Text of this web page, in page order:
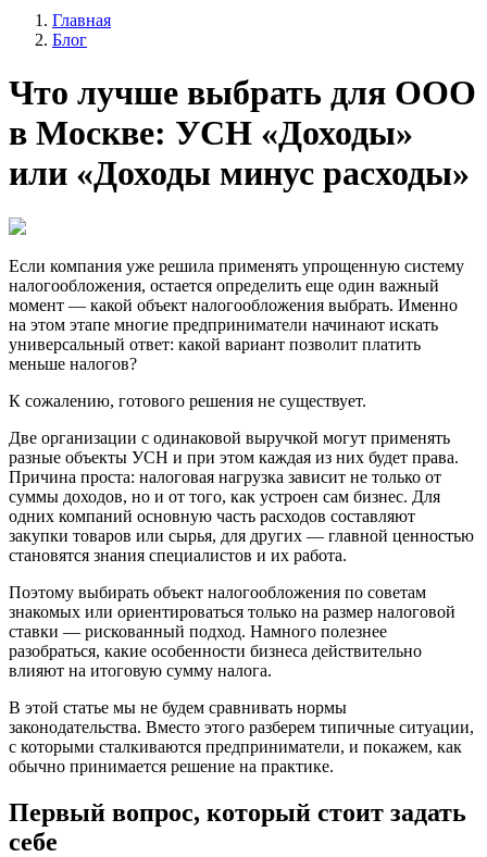
Главная
Блог
Что лучше выбрать для ООО
в Москве: УСН «Доходы»
или «Доходы минус расходы»
Если компания уже решила применять упрощенную систему
налогообложения, остается определить еще один важный
момент — какой объект налогообложения выбрать. Именно
на этом этапе многие предприниматели начинают искать
универсальный ответ: какой вариант позволит платить
меньше налогов?
К сожалению, готового решения не существует.
Две организации с одинаковой выручкой могут применять
разные объекты УСН и при этом каждая из них будет права.
Причина проста: налоговая нагрузка зависит не только от
суммы доходов, но и от того, как устроен сам бизнес. Для
одних компаний основную часть расходов составляют
закупки товаров или сырья, для других — главной ценностью
становятся знания специалистов и их работа.
Поэтому выбирать объект налогообложения по советам
знакомых или ориентироваться только на размер налоговой
ставки — рискованный подход. Намного полезнее
разобраться, какие особенности бизнеса действительно
влияют на итоговую сумму налога.
В этой статье мы не будем сравнивать нормы
законодательства. Вместо этого разберем типичные ситуации,
с которыми сталкиваются предприниматели, и покажем, как
обычно принимается решение на практике.
Первый вопрос, который стоит задать
себе